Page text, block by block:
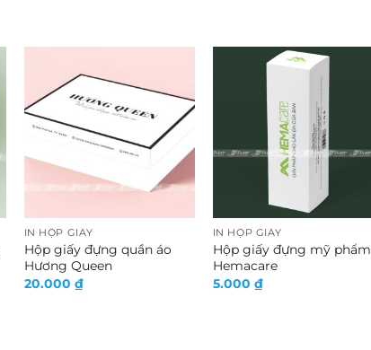
IN HỘP GIẤY
Hộp giấy đựng quần áo
Hương Queen
20.000 ₫
IN HỘP GIẤY
Hộp giấy đựng mỹ phẩm
Hemacare
5.000 ₫